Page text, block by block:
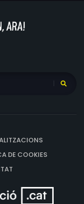
DE COOKIES